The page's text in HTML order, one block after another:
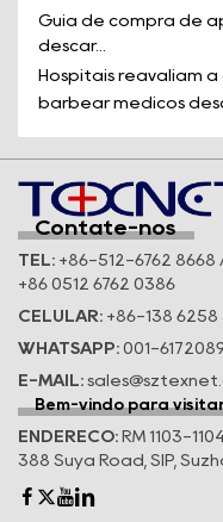
Guia de compra de
descar...
Hospitais reavaliam
barbear médicos
Contate-nos
TEL: +86-512-6762 8668
+86 0512 6762 0386
CELULAR: +86-138 6258
WHATSAPP: 001-
E-MAIL:
Bem-vindo para
ENDEREÇO: RM 1103-
388 Suya Road, SIP,